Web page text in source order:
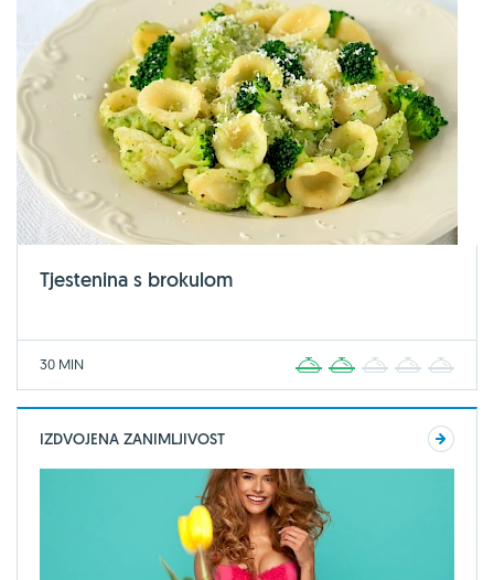
Tjestenina s brokulom
30 MIN 2 3 4
IZDVOJENA ZANIMLJIVOST